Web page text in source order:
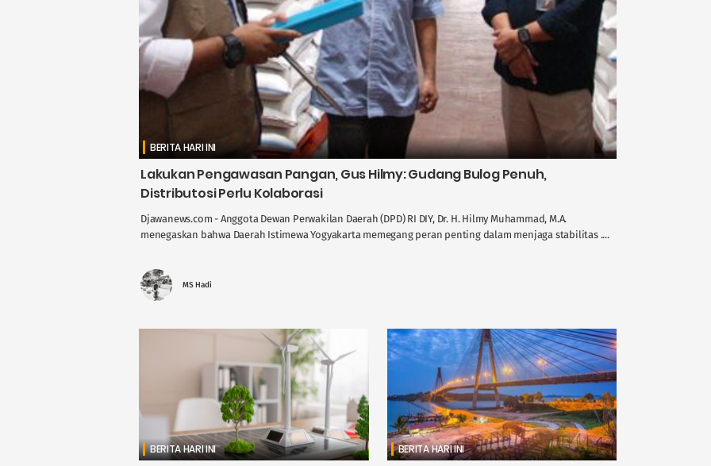
BERITA HARI INI
Lakukan Pengawasan Pangan, Gus Hilmy: Gudang Bulog Penuh,
Distributosi Perlu Kolaborasi
Djawanews.com - Anggota Dewan Perwakilan Daerah (DPD) RI DIY, Dr. H. Hilmy Muhammad, M.A.
menegaskan bahwa Daerah Istimewa Yogyakarta memegang peran penting dalam menjaga stabilitas ....
MS Hadi
BERITA HARI INI BERITA HARI INI